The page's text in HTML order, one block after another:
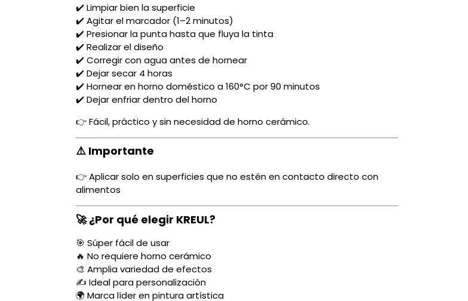
✔️ Limpiar bien la superficie
✔️ Agitar el marcador (1–2 minutos)
✔️ Presionar la punta hasta que fluya la tinta
✔️ Realizar el diseño
✔️ Corregir con agua antes de hornear
✔️ Dejar secar 4 horas
✔️ Hornear en horno doméstico a 160°C por 90 minutos
✔️ Dejar enfriar dentro del horno
👉 Fácil, práctico y sin necesidad de horno cerámico.
⚠️ Importante
👉 Aplicar solo en superficies que no estén en contacto directo con
alimentos
🚀 ¿Por qué elegir KREUL?
🎯 Súper fácil de usar
🔥 No requiere horno cerámico
🎨 Amplia variedad de efectos
✍️ Ideal para personalización
🌍 Marca líder en pintura artística